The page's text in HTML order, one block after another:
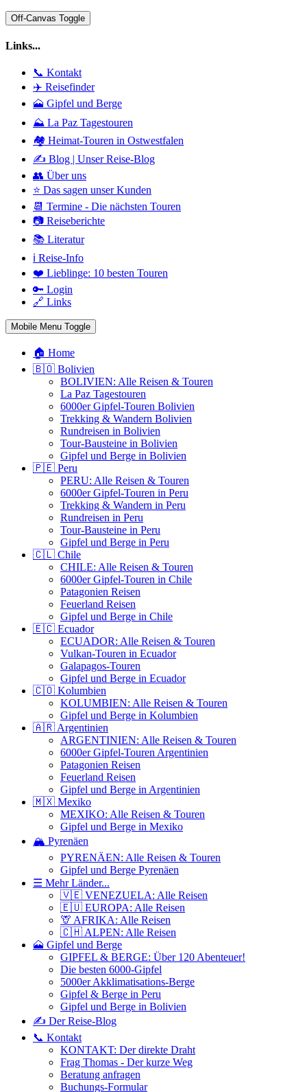
Off-Canvas Toggle
Links...
📞 Kontakt
✈️ Reisefinder
🗻 Gipfel und Berge
⛰️ La Paz Tagestouren
🏘️ Heimat-Touren in Ostwestfalen
✍️ Blog | Unser Reise-Blog
👥 Über uns
⭐ Das sagen unser Kunden
📆 Termine - Die nächsten Touren
📷 Reiseberichte
📚 Literatur
ℹ️ Reise-Info
❤️ Lieblinge: 10 besten Touren
🔑 Login
🔗 Links
Mobile Menu Toggle
🏠 Home
🇧🇴 Bolivien
BOLIVIEN: Alle Reisen & Touren
La Paz Tagestouren
6000er Gipfel-Touren Bolivien
Trekking & Wandern Bolivien
Rundreisen in Bolivien
Tour-Bausteine in Bolivien
Gipfel und Berge in Bolivien
🇵🇪 Peru
PERU: Alle Reisen & Touren
6000er Gipfel-Touren in Peru
Trekking & Wandern in Peru
Rundreisen in Peru
Tour-Bausteine in Peru
Gipfel und Berge in Peru
🇨🇱 Chile
CHILE: Alle Reisen & Touren
6000er Gipfel-Touren in Chile
Patagonien Reisen
Feuerland Reisen
Gipfel und Berge in Chile
🇪🇨 Ecuador
ECUADOR: Alle Reisen & Touren
Vulkan-Touren in Ecuador
Galapagos-Touren
Gipfel und Berge in Ecuador
🇨🇴 Kolumbien
KOLUMBIEN: Alle Reisen & Touren
Gipfel und Berge in Kolumbien
🇦🇷 Argentinien
ARGENTINIEN: Alle Reisen & Touren
6000er Gipfel-Touren Argentinien
Patagonien Reisen
Feuerland Reisen
Gipfel und Berge in Argentinien
🇲🇽 Mexiko
MEXIKO: Alle Reisen & Touren
Gipfel und Berge in Mexiko
🏔️ Pyrenäen
PYRENÄEN: Alle Reisen & Touren
Gipfel und Berge Pyrenäen
☰ Mehr Länder...
🇻🇪 VENEZUELA: Alle Reisen
🇪🇺 EUROPA: Alle Reisen
🦒 AFRIKA: Alle Reisen
🇨🇭 ALPEN: Alle Reisen
🗻 Gipfel und Berge
GIPFEL & BERGE: Über 120 Abenteuer!
Die besten 6000-Gipfel
5000er Akklimatisations-Berge
Gipfel & Berge in Peru
Gipfel und Berge in Bolivien
✍️ Der Reise-Blog
📞 Kontakt
KONTAKT: Der direkte Draht
Frag Thomas - Der kurze Weg
Beratung anfragen
Buchungs-Formular